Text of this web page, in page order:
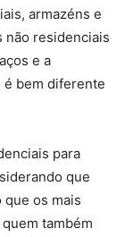
armazéns e
não residenciais
e a
é bem diferente
para
que
os mais
também